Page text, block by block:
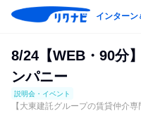
インターン
8/24【WEB・90分
ンパニー
説明会・イベント
【大東建託グループの賃貸仲介